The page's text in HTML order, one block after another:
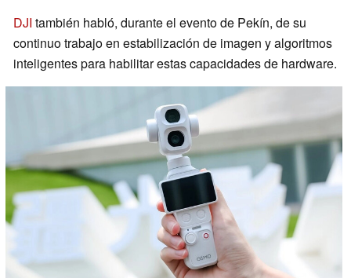
DJI también habló, durante el evento de Pekín, de su
continuo trabajo en estabilización de imagen y algoritmos
inteligentes para habilitar estas capacidades de hardware.